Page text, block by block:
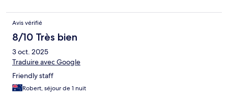
Avis vérifié
8/10 Très bien
3 oct. 2025
Traduire avec Google
Friendly staff
Robert, séjour de 1 nuit